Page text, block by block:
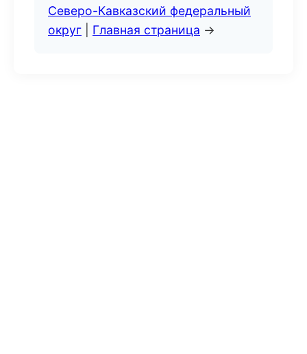
Северо-Кавказский федеральный
округ
Главная страница →